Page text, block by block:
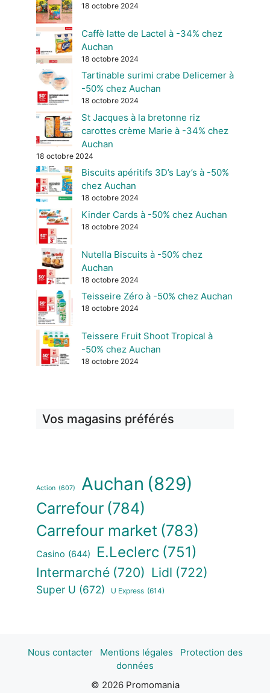
18 octobre 2024
Caffè latte de Lactel à -34% chez
Auchan
18 octobre 2024
Tartinable surimi crabe Delicemer à
-50% chez Auchan
18 octobre 2024
St Jacques à la bretonne riz
carottes crème Marie à -34% chez
Auchan
18 octobre 2024
Biscuits apéritifs 3D’s Lay’s à -50%
chez Auchan
18 octobre 2024
Kinder Cards à -50% chez Auchan
18 octobre 2024
Nutella Biscuits à -50% chez
Auchan
18 octobre 2024
Teisseire Zéro à -50% chez Auchan
18 octobre 2024
Teissere Fruit Shoot Tropical à
-50% chez Auchan
18 octobre 2024
Vos magasins préférés
Action (607) Auchan (829)
Carrefour (784)
Carrefour market (783)
Casino (644) E.Leclerc (751)
Intermarché (720) Lidl (722)
Super U (672) U Express (614)
Nous contacter Mentions légales
Protection des
données
© 2026 Promomania